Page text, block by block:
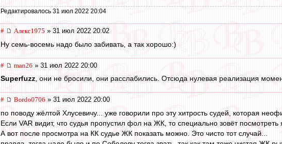
Редактировалось 31 июл 2022 20:04
# Алекс1975 » 31 июл 2022 20:02
Ну семь-восемь надо было забивать, а так хорошо:)
# man26 » 31 июл 2022 20:00
Superfuzz, они не бросили, они расслабились. Отсюда нулевая реализация
# Bordo0706 » 31 июл 2022 20:00
по поводу жёлтой Хлусевичу... уже говорили про эту хитрость судей, которая
Если VAR видит, что судья пропустил фол на ЖК, то специально зовёт
А вот после просмотра на КК судье ЖК показать можно. Это чисто тот случай...